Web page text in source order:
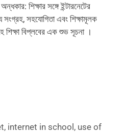
শিক্ষার সঙ্গে ইন্টারনেটের
সহযোগিতা এবং শিক্ষামূলক
শিক্ষা বিপ্লবের এক শুভ সূচনা ।
, internet in school , use of